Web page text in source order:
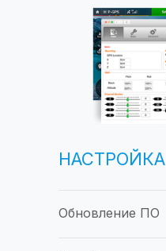
НАСТРОЙКА
Обновление ПО